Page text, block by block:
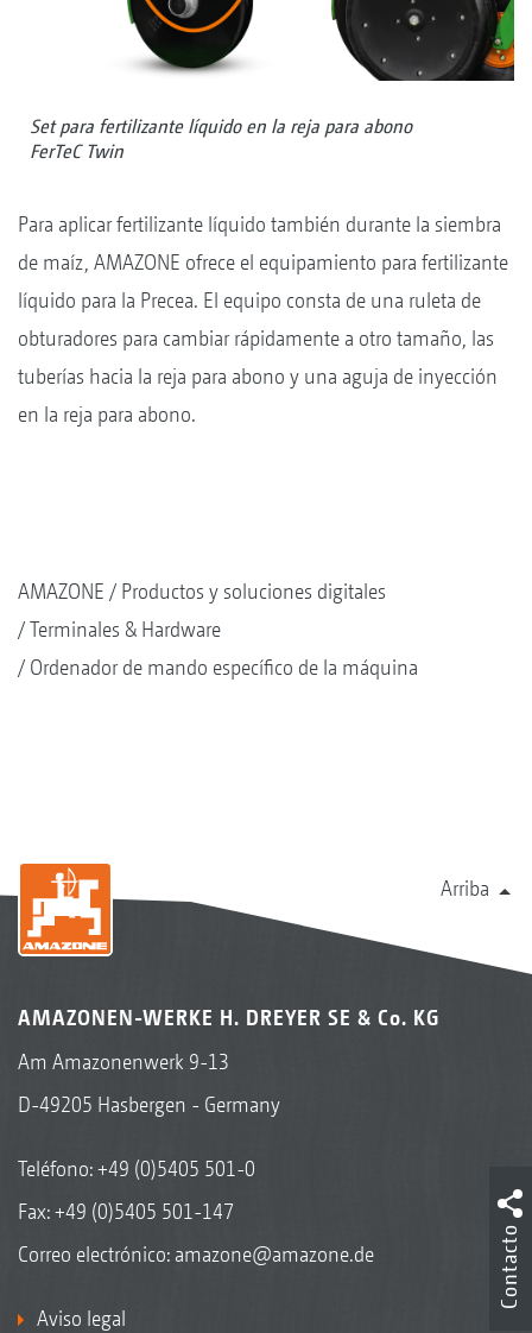
Set para fertilizante líquido en la reja para abono
FerTeC Twin
Para aplicar fertilizante líquido también durante la siembra
de maíz, AMAZONE ofrece el equipamiento para fertilizante
líquido para la Precea. El equipo consta de una ruleta de
obturadores para cambiar rápidamente a otro tamaño, las
tuberías hacia la reja para abono y una aguja de inyección
en la reja para abono.
AMAZONE
Productos y soluciones digitales
Terminales & Hardware
Ordenador de mando específico de la máquina
Arriba
AMAZONEN-WERKE H. DREYER SE & Co. KG
Am Amazonenwerk 9-13
D-49205 Hasbergen - Germany
Teléfono:+49 (0)5405 501-0
Fax: +49 (0)5405 501-147
Correo electrónico: amazone@amazone.de
Aviso legal
Contacto